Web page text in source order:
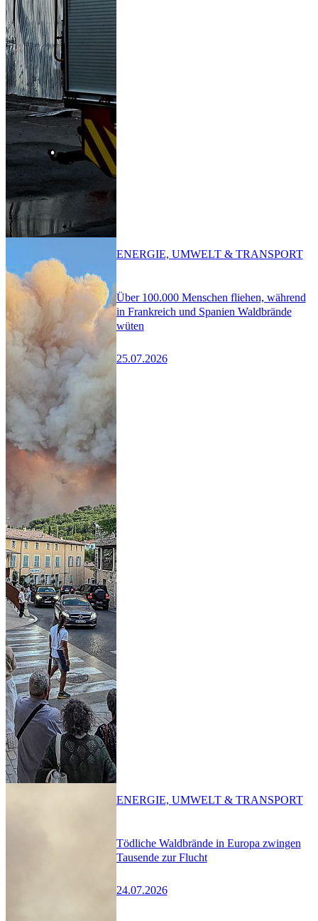
Über 100.000 Menschen fliehen, während
in Frankreich und Spanien Waldbrände
wüten
25.07.2026
ENERGIE, UMWELT & TRANSPORT
Tödliche Waldbrände in Europa zwingen
Tausende zur Flucht
24.07.2026
ENERGIE, UMWELT & TRANSPORT